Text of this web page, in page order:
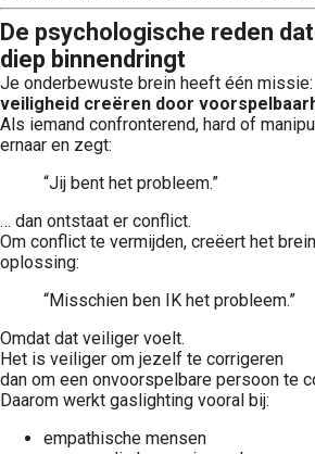
De psychologische reden
diep binnendringt
Je onderbewuste brein heeft één missie:
veiligheid creëren door
Als iemand confronterend, hard of
ernaar en zegt:
“Jij bent het probleem.”
… dan ontstaat er conflict.
Om conflict te vermijden, creëert het
oplossing:
“Misschien ben IK het probleem.”
Omdat dat veiliger voelt.
Het is veiliger om jezelf te corrigeren
dan om een onvoorspelbare persoon te
Daarom werkt gaslighting vooral bij:
empathische mensen